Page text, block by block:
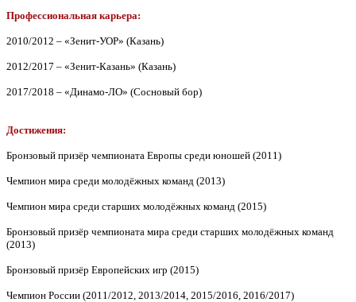
Профессиональная карьера:
2010/2012 – «Зенит-УОР» (Казань)
2012/2017 – «Зенит-Казань» (Казань)
2017/2018 – «Динамо-ЛО» (Сосновый бор)
Достижения:
Бронзовый призёр чемпионата Европы среди юношей (2011)
Чемпион мира среди молодёжных команд (2013)
Чемпион мира среди старших молодёжных команд (2015)
Бронзовый призёр чемпионата мира среди старших молодёжных команд
(2013)
Бронзовый призёр Европейских игр (2015)
Чемпион России (2011/2012, 2013/2014, 2015/2016, 2016/2017)